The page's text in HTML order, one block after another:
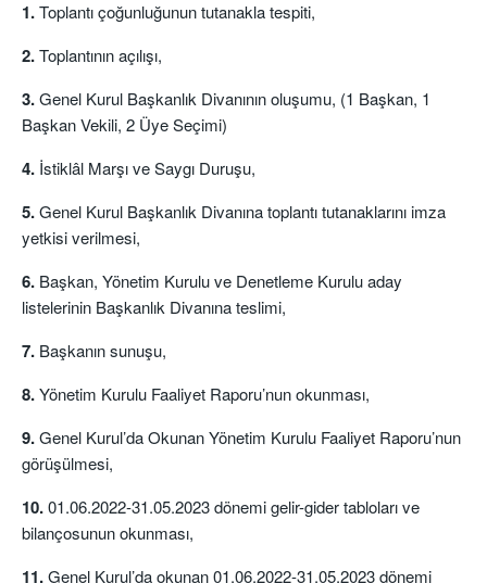
1.Toplantı çoğunluğunun tutanakla tespiti,
2.Toplantının açılışı,
3.Genel Kurul Başkanlık Divanının oluşumu, (1 Başkan, 1
Başkan Vekili, 2 Üye Seçimi)
4. İstiklâl Marşı ve Saygı Duruşu,
5.Genel Kurul Başkanlık Divanına toplantı tutanaklarını imza
yetkisi verilmesi,
6. Başkan, Yönetim Kurulu ve Denetleme Kurulu aday
listelerinin Başkanlık Divanına teslimi,
7. Başkanın sunuşu,
8.Yönetim Kurulu Faaliyet Raporu’nun okunması,
9.Genel Kurul’da Okunan Yönetim Kurulu Faaliyet Raporu’nun
görüşülmesi,
10.01.06.2022-31.05.2023 dönemi gelir-gider tabloları ve
bilançosunun okunması,
11.Genel Kurul’da okunan 01.06.2022-31.05.2023 dönemi